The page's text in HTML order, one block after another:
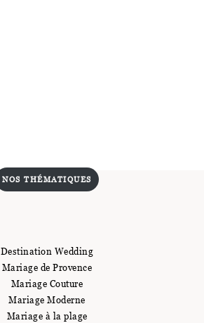
NOS THÉMATIQUES
Destination Wedding
Mariage de Provence
Mariage Couture
Mariage Moderne
Mariage à la plage